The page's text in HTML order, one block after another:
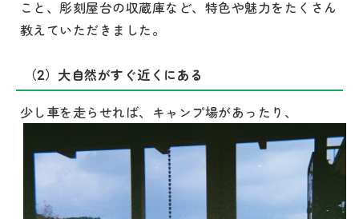
こと、彫刻屋台の収蔵庫など、特色や魅力をたくさん
教えていただきました。
（2）大自然がすぐ近くにある
少し車を走らせれば、キャンプ場があったり、